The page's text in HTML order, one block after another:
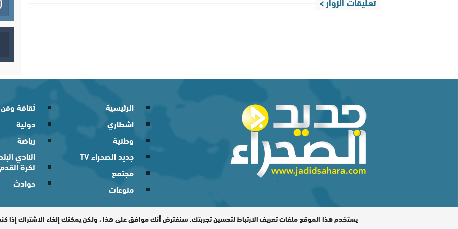
الرئيسية
اشطاري
وطنية
جديد الصحراء TV
مجتمع
منوعات
ثقافة وفن
دولية
رياضة
النادي
لكرة القدم
حوادث
المدير المسؤول : اشكيريد مصطفى / جميع الحقوق محفوظة © 2026
يستخدم هذا الموقع ملفات تعريف الارتباط لتحسين تجربتك. سنفترض أنك موافق على هذا ، ولكن يمكنك إلغاء الاشتراك